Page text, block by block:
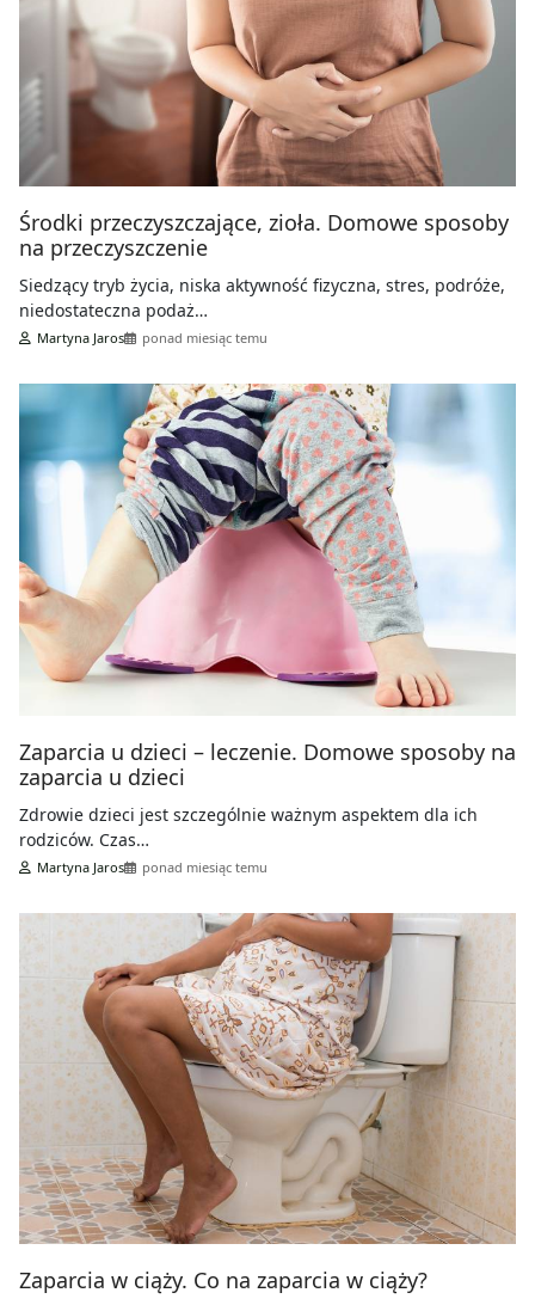
Środki przeczyszczające, zioła. Domowe sposoby
na przeczyszczenie
Siedzący tryb życia, niska aktywność fizyczna, stres, podróże,
niedostateczna podaż…
Martyna Jaros ponad miesiąc temu
Zaparcia u dzieci – leczenie. Domowe sposoby na
zaparcia u dzieci
Zdrowie dzieci jest szczególnie ważnym aspektem dla ich
rodziców. Czas…
Martyna Jaros ponad miesiąc temu
Zaparcia w ciąży. Co na zaparcia w ciąży?